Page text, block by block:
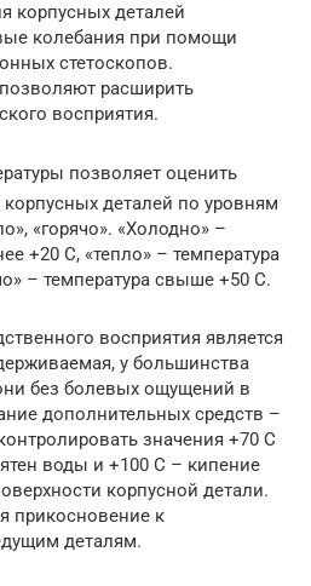
корпусных деталей
колебания при помощи
стетоскопов.
расширить
восприятия.
позволяет оценить
корпусных деталей по уровням
«горячо». «Холодно» –
+20 С, «тепло» – температура
– температура свыше +50 С.
восприятия является
у большинства
без болевых ощущений в
дополнительных средств –
значения +70 С
воды и +100 С – кипение
корпусной детали.
прикосновение к
деталям.